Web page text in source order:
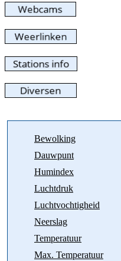
Bewolking
Dauwpunt
Humindex
Luchtdruk
Luchtvochtigheid
Neerslag
Temperatuur
Max. Temperatuur